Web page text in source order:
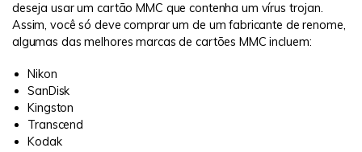
deseja usar um cartão MMC que contenha um vírus trojan.
Assim, você só deve comprar um de um fabricante de renome,
algumas das melhores marcas de cartões MMC incluem:
Nikon
SanDisk
Kingston
Transcend
Kodak